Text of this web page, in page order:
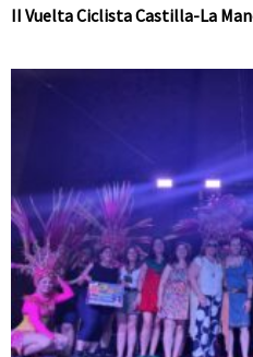
II Vuelta Ciclista Castilla-La